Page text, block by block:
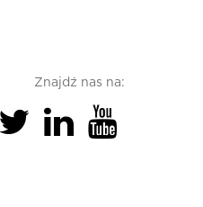
Znajdź nas na: